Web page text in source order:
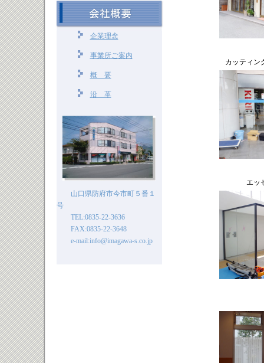
企業理念
事業所ご案内
概 要
沿 革
山口県防府市今市町５番１
号
TEL:0835-22-3636
FAX:0835-22-3648
e-mail:info@imagawa-s.co.jp
カッティン
エッ